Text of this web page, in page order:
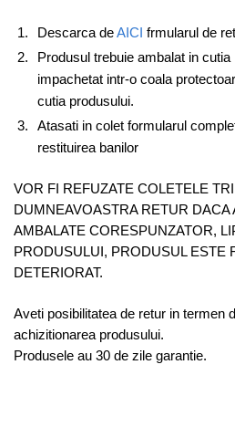
Descarca deAICI frmularul de
Produsul trebuie ambalat in
impachetat intr-o coala
cutia produsului.
Atasati in colet formularul
restituirea banilor
VOR FI REFUZATE COLETELE
DUMNEAVOASTRA RETUR DACA
AMBALATE CORESPUNZATOR,
PRODUSULUI, PRODUSUL ESTE
DETERIORAT.
Aveti posibilitatea de retur in termen
achizitionarea produsului.
Produsele au 30 de zile garantie.